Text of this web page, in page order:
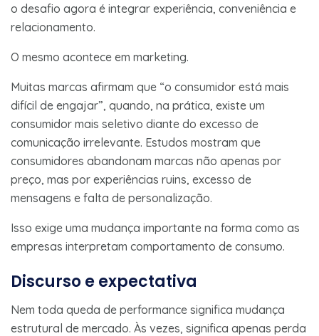
o desafio agora é integrar experiência, conveniência e
relacionamento.
O mesmo acontece em marketing.
Muitas marcas afirmam que “o consumidor está mais
difícil de engajar”, quando, na prática, existe um
consumidor mais seletivo diante do excesso de
comunicação irrelevante. Estudos mostram que
consumidores abandonam marcas não apenas por
preço, mas por experiências ruins, excesso de
mensagens e falta de personalização.
Isso exige uma mudança importante na forma como as
empresas interpretam comportamento de consumo.
Discurso e expectativa
Nem toda queda de performance significa mudança
estrutural de mercado. Às vezes, significa apenas perda